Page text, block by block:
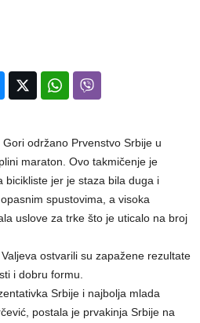
održano Prvenstvo Srbije u
maraton. Ovo takmičenje je
bicikliste jer je staza bila duga i
spustovima, a visoka
uslove za trke što je uticalo na broj
ostvarili su zapažene rezultate
i dobru formu.
Srbije i najbolja mlada
postala je prvakinja Srbije na